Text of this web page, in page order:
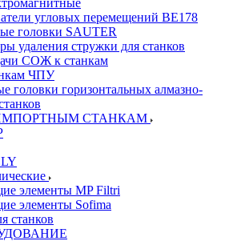
угловых перемещений ВЕ178
головки SAUTER
удаления стружки для станков
СОЖ к станкам
ЧПУ
головки горизонтальных алмазно-
СТАНКАМ
элементы MP Filtri
элементы Sofima
станков